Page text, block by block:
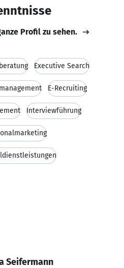
Profil zu sehen.
Executive Search
E-Recruiting
Interviewführung
Seifermann